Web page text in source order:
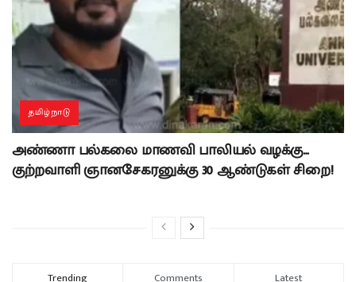
தமிழ்நாடு
அண்ணா பல்கலை மாணவி பாலியல் வழக்கு…
குற்றவாளி ஞானசேகரனுக்கு 30 ஆண்டுகள் சிறை!
Trending Comments Latest